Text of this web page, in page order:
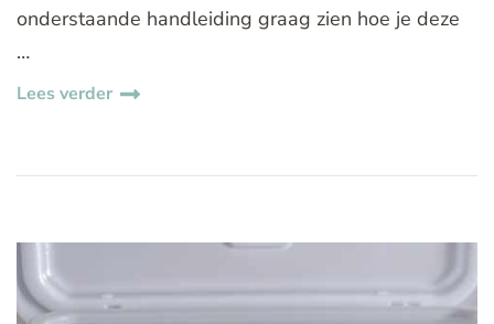
onderstaande handleiding graag zien hoe je deze
…
Lees verder